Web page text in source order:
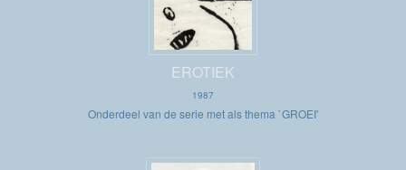
EROTIEK
1987
Onderdeel van de serie met als thema `GROEI'